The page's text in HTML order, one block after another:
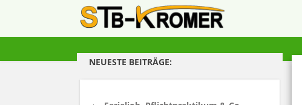
NEUESTE BEITRÄGE: